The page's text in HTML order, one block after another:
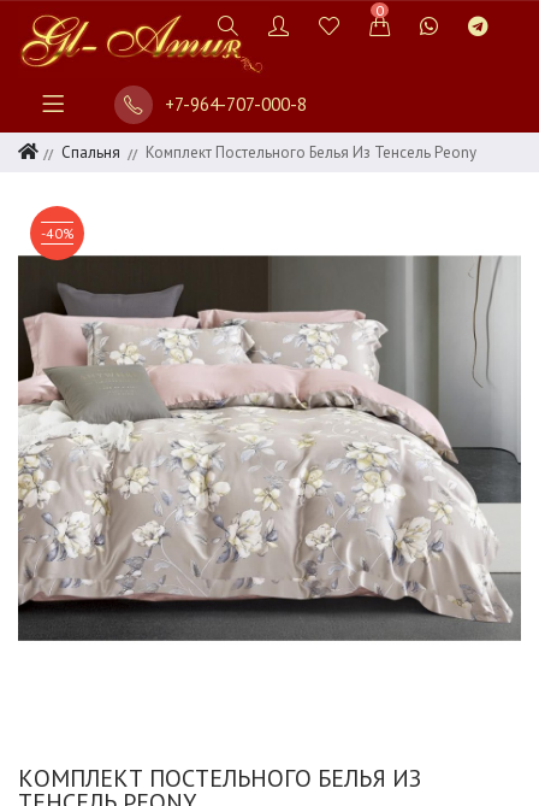
0
+7-964-707-000-8
Спальня Комплект Постельного Белья Из Тенсель Peony
-40%
КОМПЛЕКТ ПОСТЕЛЬНОГО БЕЛЬЯ ИЗ